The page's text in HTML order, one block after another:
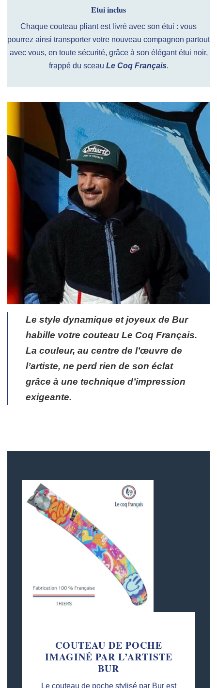
Etui inclus
Chaque couteau pliant est livré avec son étui : vous
pourrez ainsi transporter votre nouveau compagnon partout
avec vous, en toute sécurité, grâce à son élégant étui noir,
frappé du sceau Le Coq Français.
Le style dynamique et joyeux de Bur
habille votre couteau Le Coq Français.
La couleur, au centre de l’œuvre de
l’artiste, ne perd rien de son éclat
grâce à une technique d’impression
exigeante.
COUTEAU DE POCHE
IMAGINÉ PAR L’ARTISTE
BUR
Le couteau de poche stylisé par Bur est